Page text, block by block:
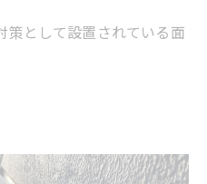
策として設置されている面